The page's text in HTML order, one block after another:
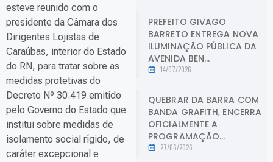
esteve reunido com o
presidente da Câmara dos
Dirigentes Lojistas de
Caraúbas, interior do Estado
do RN, para tratar sobre as
medidas protetivas do
Decreto Nº 30.419 emitido
pelo Governo do Estado que
institui sobre medidas de
isolamento social rígido, de
caráter excepcional e
PREFEITO GIVAGO
BARRETO ENTREGA NOVA
ILUMINAÇÃO PÚBLICA DA
AVENIDA BEN...
14/07/2026
QUEBRAR DA BARRA COM
BANDA GRAFITH, ENCERRA
OFICIALMENTE A
PROGRAMAÇÃO...
27/06/2026